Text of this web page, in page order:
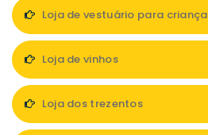
Loja de vestuário para criança
Loja de vinhos
Loja dos trezentos